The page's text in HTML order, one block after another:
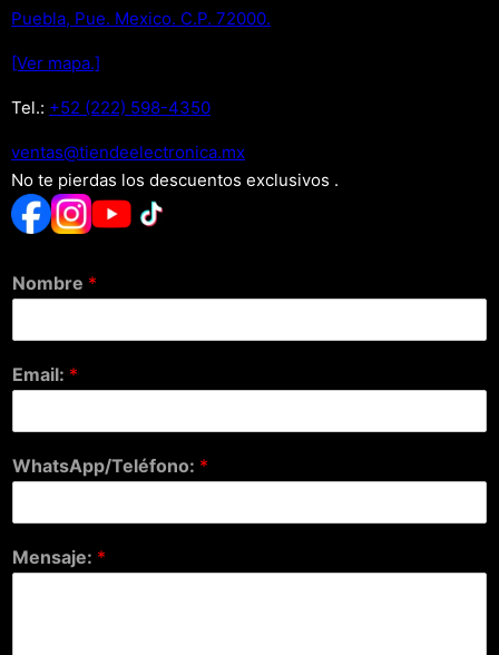
Puebla, Pue. Mexico. C.P. 72000.
[Ver mapa.]
Tel.: +52 (222) 598-4350
xm.acinortceleedneit@satnev
No te pierdas los descuentos exclusivos .
Nombre *
Email: *
WhatsApp/Teléfono: *
Mensaje: *